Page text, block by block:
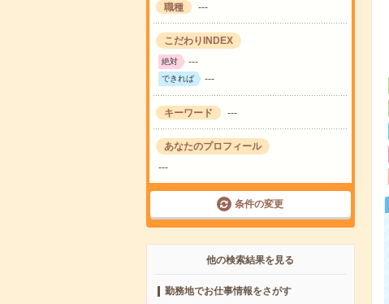
職種 ---
こだわりINDEX
絶対 ---
できれば ---
キーワード ---
あなたのプロフィール
---
条件の変更
他の検索結果を見る
勤務地でお仕事情報をさがす